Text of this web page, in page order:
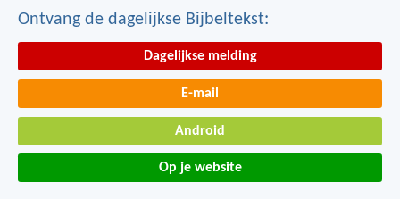
Ontvang de dagelijkse Bijbeltekst:
Dagelijkse melding
E-mail
Android
Op je website